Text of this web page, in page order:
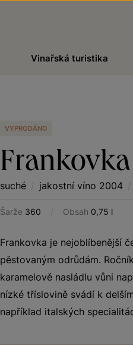
Vinařská turistika
VYPRODÁNO
Frankovka
suché / jakostní víno 2004 /
Šarže 360 / Obsah 0,75 l
Frankovka je nejoblíbenější
pěstovaným odrůdám.
karamelově nasládlu vůni
nízké tříslovině svádí k
například italských